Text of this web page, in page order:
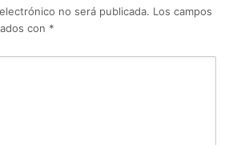
no será publicada. Los campos
con *